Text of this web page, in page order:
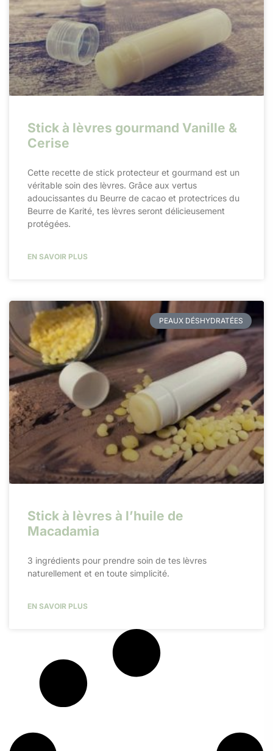
Stick à lèvres gourmand Vanille &
Cerise
Cette recette de stick protecteur et gourmand est un
véritable soin des lèvres. Grâce aux vertus
adoucissantes du Beurre de cacao et protectrices du
Beurre de Karité, tes lèvres seront délicieusement
protégées.
EN SAVOIR PLUS
PEAUX DÉSHYDRATÉES
Stick à lèvres à l’huile de
Macadamia
3 ingrédients pour prendre soin de tes lèvres
naturellement et en toute simplicité.
EN SAVOIR PLUS